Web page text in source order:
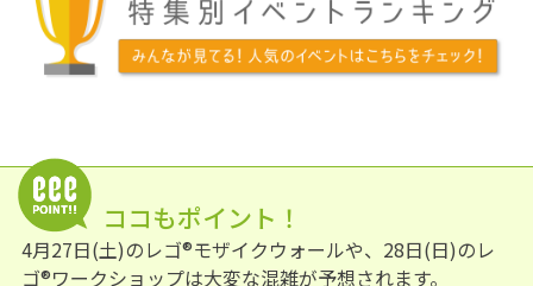
ココもポイント！
4月27日(土)のレゴ®モザイクウォールや、28日(日)のレ
ゴ®ワークショップは大変な混雑が予想されます。